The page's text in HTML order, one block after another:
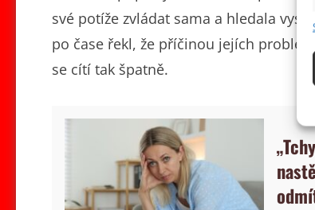
své potíže zvládat sama a hledala
po čase řekl, že příčinou jejích
se cítí tak špatně.